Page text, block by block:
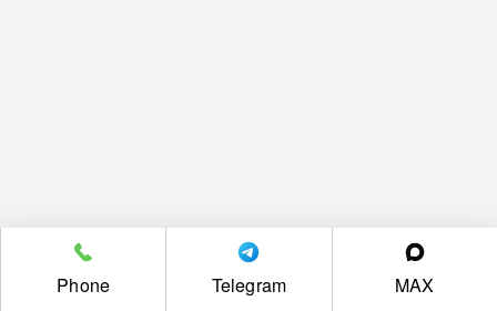
Phone Telegram MAX